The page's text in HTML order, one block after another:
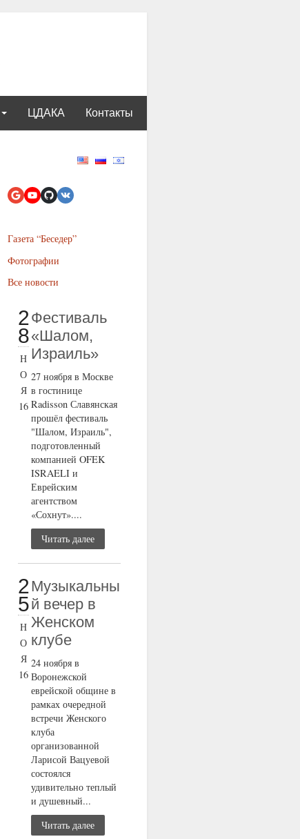
ЦДАКА Контакты
Газета “Беседер”
Фотографии
Все новости
2
8
Н
О
Я
16
Фестиваль
«Шалом,
Израиль»
27 ноября в Москве
в гостинице
Radisson Славянская
прошёл фестиваль
"Шалом, Израиль",
подготовленный
компанией OFEK
ISRAELI и
Еврейским
агентством
«Сохнут»....
Читать далее
2
5
Н
О
Я
16
Музыкальны
й вечер в
Женском
клубе
24 ноября в
Воронежской
еврейской общине в
рамках очередной
встречи Женского
клуба
организованной
Ларисой Вацуевой
состоялся
удивительно теплый
и душевный...
Читать далее